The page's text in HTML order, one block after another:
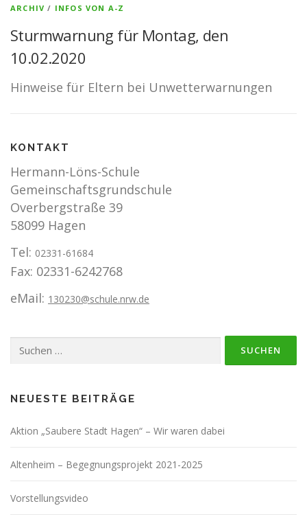
ARCHIV / INFOS VON A-Z
Sturmwarnung für Montag, den
10.02.2020
Hinweise für Eltern bei Unwetterwarnungen
KONTAKT
Hermann-Löns-Schule
Gemeinschaftsgrundschule
Overbergstraße 39
58099 Hagen
Tel: 02331-61684
Fax: 02331-6242768
eMail: 130230@schule.nrw.de
Suchen
NEUESTE BEITRÄGE
Aktion „Saubere Stadt Hagen“ – Wir waren dabei
Altenheim – Begegnungsprojekt 2021-2025
Vorstellungsvideo